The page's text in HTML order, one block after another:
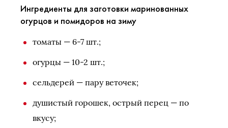
Ингредиенты для заготовки маринованных
огурцов и помидоров на зиму
томаты — 6-7 шт.;
огурцы — 10-2 шт.;
сельдерей — пару веточек;
душистый горошек, острый перец — по
вкусу;